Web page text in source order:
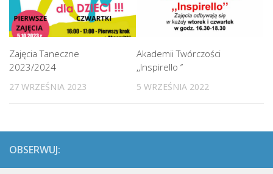
Zajęcia Taneczne
2023/2024
27 WRZEŚNIA 2023
Akademii Twórczości
,,Inspirello ‘’
5 WRZEŚNIA 2022
OBSERWUJ: